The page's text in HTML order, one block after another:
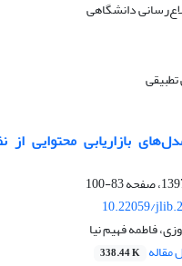
بازاریابی محتوایی از
83-100
10.22059/
فاطمه فهیم نیا
مقاله 338.44 K